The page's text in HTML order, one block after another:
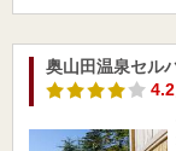
奥山田温泉セル